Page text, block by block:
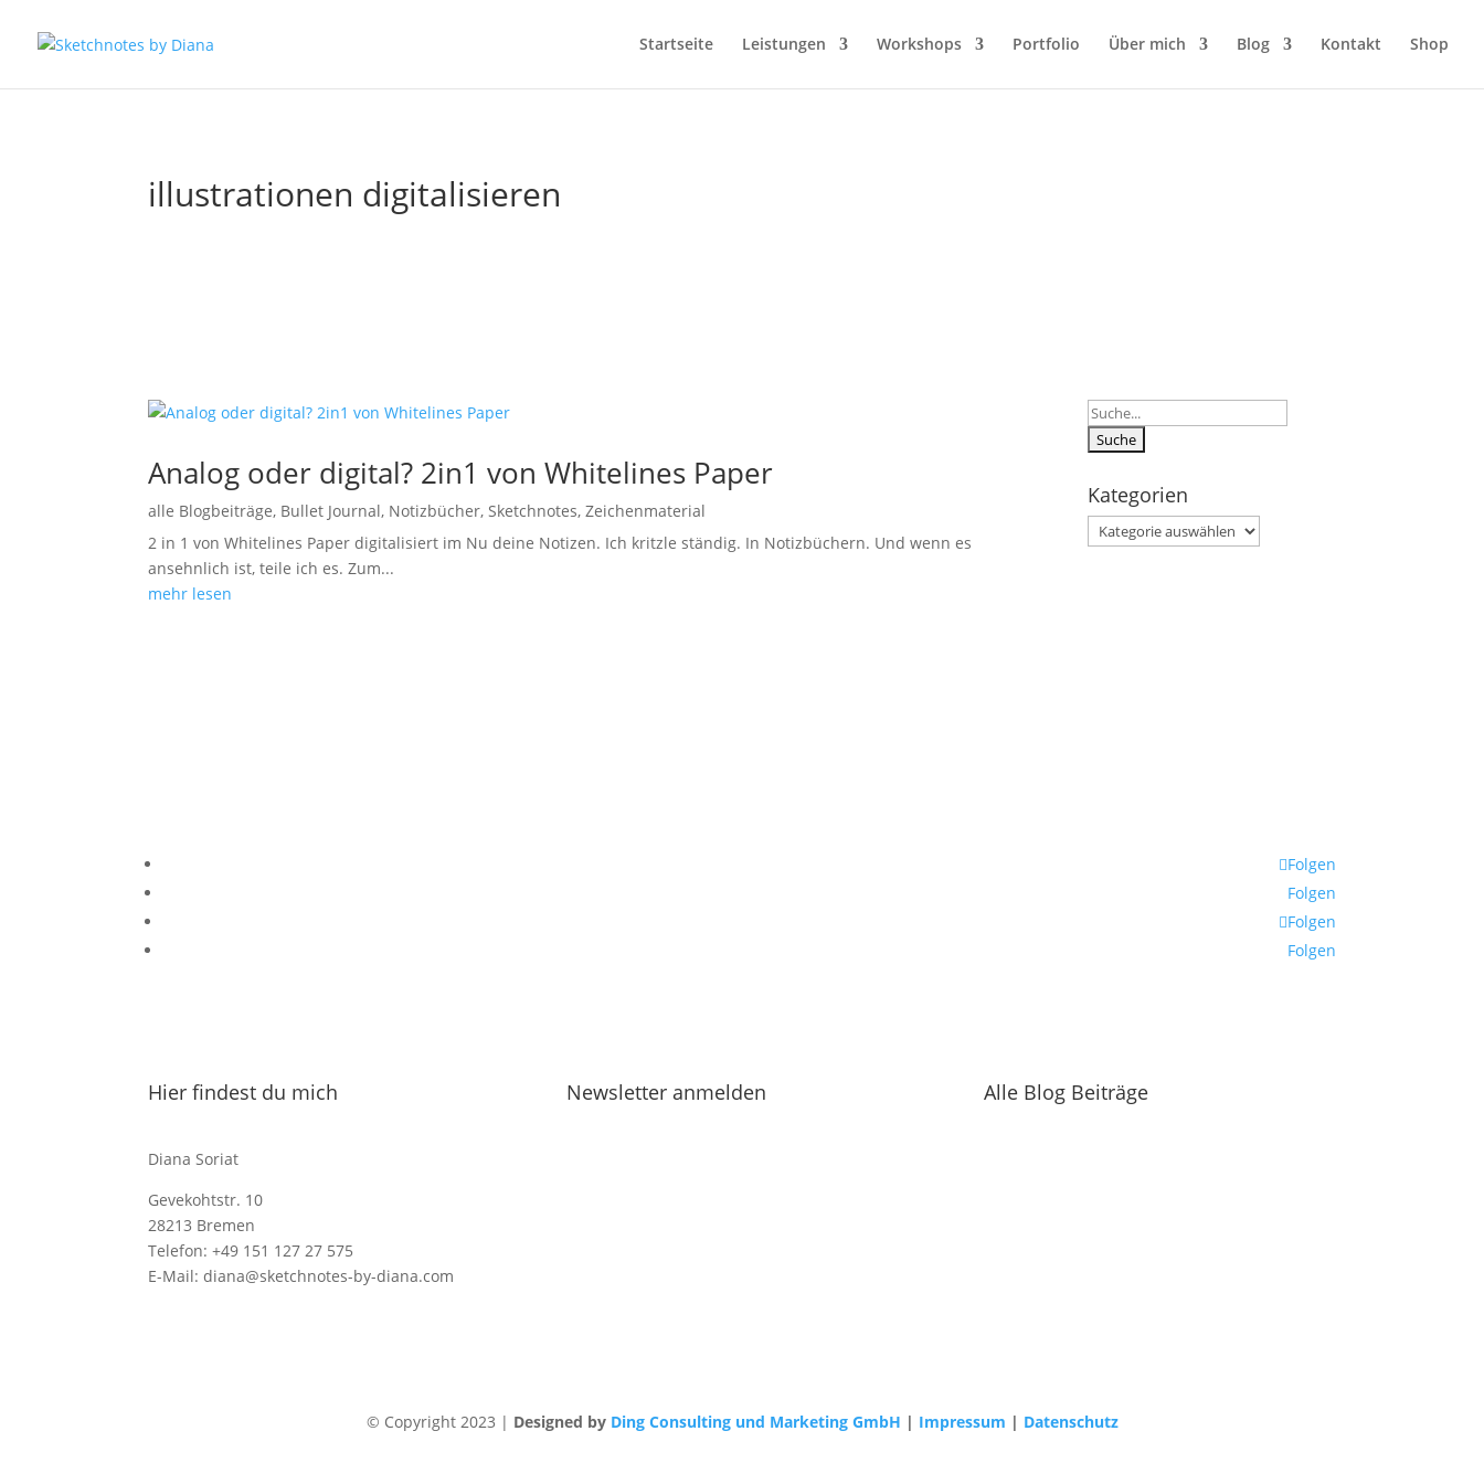
Startseite Leistungen Workshops Portfolio Über mich Blog Kontakt Shop
illustrationen digitalisieren
Analog oder digital? 2in1 von Whitelines Paper
alle Blogbeiträge, Bullet Journal, Notizbücher,Sketchnotes,Zeichenmaterial
2 in 1 von Whitelines Paper digitalisiert im Nu deine Notizen. Ich kritzle ständig. In Notizbüchern. Und wenn es
ansehnlich ist, teile ich es. Zum...
mehr lesen
Suchen
nach:
Kategorien
Kategorien
Folgen
Folgen
Folgen
Folgen
Hier findest du mich
Diana Soriat
Gevekohtstr. 10
28213 Bremen
Telefon: +49 151 127 27 575
E-Mail: diana@sketchnotes-by-diana.com
Newsletter anmelden Alle Blog Beiträge
© Copyright 2023 | Designed by Ding Consulting und Marketing GmbH | Impressum | Datenschutz